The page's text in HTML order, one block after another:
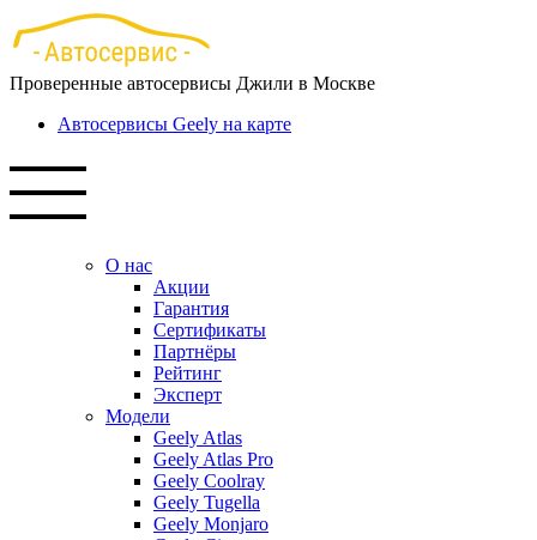
Перейти
к
основному
содержанию
Проверенные автосервисы Джили в Москве
Автосервисы Geely на карте
О нас
Акции
Гарантия
Сертификаты
Партнёры
Рейтинг
Эксперт
Модели
Geely Atlas
Geely Atlas Pro
Geely Coolray
Geely Tugella
Geely Monjaro